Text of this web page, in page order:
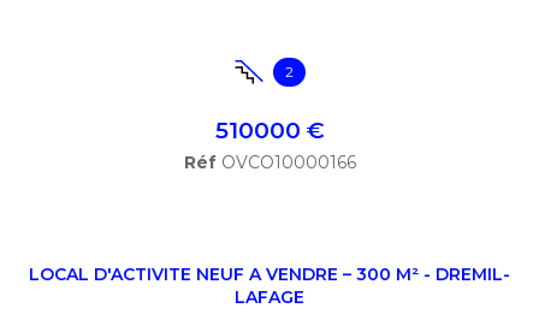
2
510000 €
Réf OVCO10000166
LOCAL D'ACTIVITE NEUF A VENDRE – 300 M² - DREMIL-
LAFAGE